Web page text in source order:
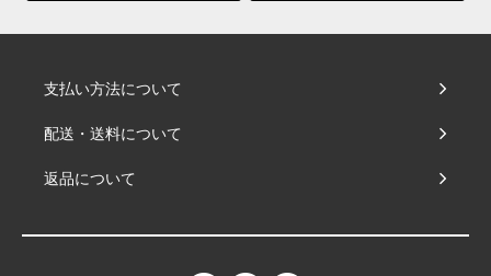
支払い方法について
配送・送料について
返品について